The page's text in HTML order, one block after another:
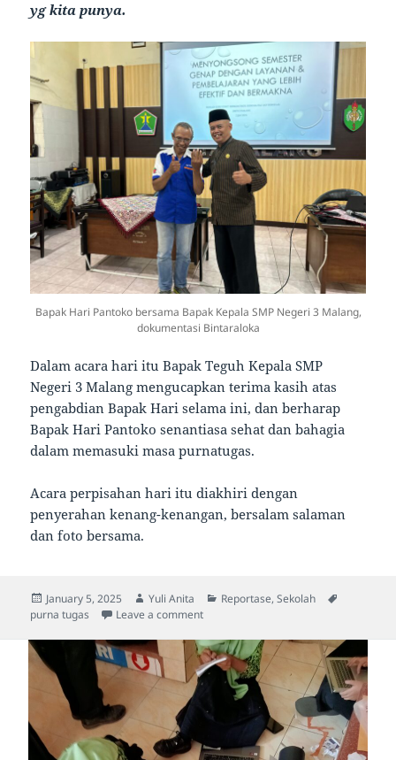
yg kita punya.
Bapak Hari Pantoko bersama Bapak Kepala SMP Negeri 3 Malang,
dokumentasi Bintaraloka
Dalam acara hari itu Bapak Teguh Kepala SMP
Negeri 3 Malang mengucapkan terima kasih atas
pengabdian Bapak Hari selama ini, dan berharap
Bapak Hari Pantoko senantiasa sehat dan bahagia
dalam memasuki masa purnatugas.
Acara perpisahan hari itu diakhiri dengan
penyerahan kenang-kenangan, bersalam salaman
dan foto bersama.
Posted
on
January 5, 2025 Author
Yuli Anita Categories
Reportase,Sekolah
purna tugas
Leave a commenton Selamat Memasuki Masa